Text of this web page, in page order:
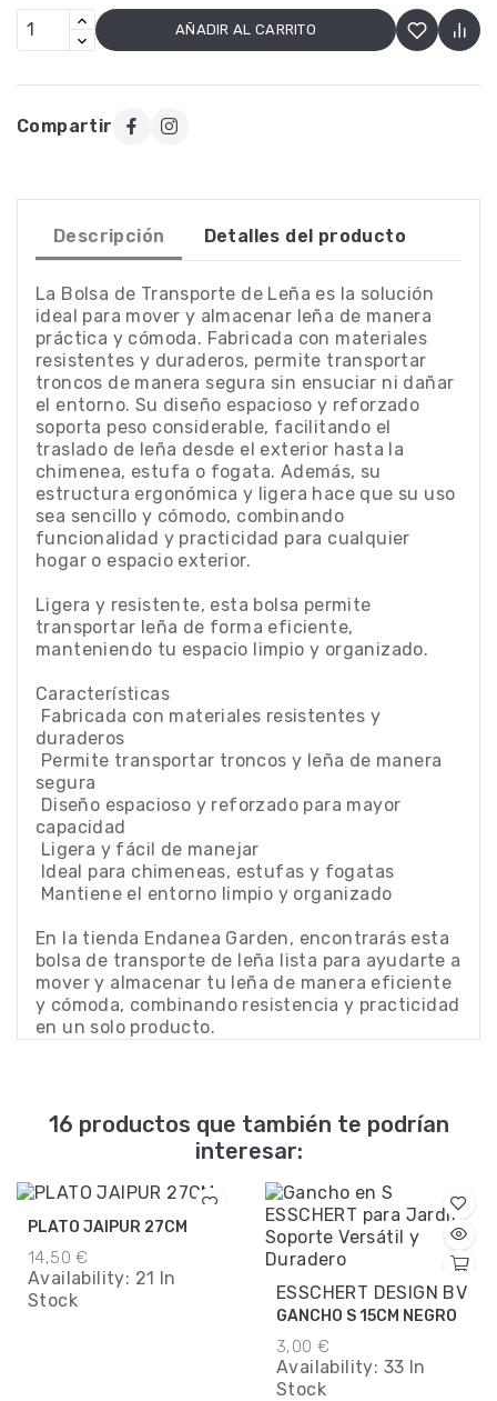
AÑADIR AL CARRITO
Compartir
Descripción Detalles del producto
La Bolsa de Transporte de Leña es la solución
ideal para mover y almacenar leña de manera
práctica y cómoda. Fabricada con materiales
resistentes y duraderos, permite transportar
troncos de manera segura sin ensuciar ni dañar
el entorno. Su diseño espacioso y reforzado
soporta peso considerable, facilitando el
traslado de leña desde el exterior hasta la
chimenea, estufa o fogata. Además, su
estructura ergonómica y ligera hace que su uso
sea sencillo y cómodo, combinando
funcionalidad y practicidad para cualquier
hogar o espacio exterior.
Ligera y resistente, esta bolsa permite
transportar leña de forma eficiente,
manteniendo tu espacio limpio y organizado.
Características
 Fabricada con materiales resistentes y
duraderos
 Permite transportar troncos y leña de manera
segura
 Diseño espacioso y reforzado para mayor
capacidad
 Ligera y fácil de manejar
 Ideal para chimeneas, estufas y fogatas
 Mantiene el entorno limpio y organizado
En la tienda Endanea Garden, encontrarás esta
bolsa de transporte de leña lista para ayudarte a
mover y almacenar tu leña de manera eficiente
y cómoda, combinando resistencia y practicidad
en un solo producto.
16 productos que también te podrían
interesar:
PLATO JAIPUR 27CM
14,50 €
Availability: 21 In
Stock
ESSCHERT DESIGN BV
GANCHO S 15CM NEGRO
3,00 €
Availability: 33 In
Stock